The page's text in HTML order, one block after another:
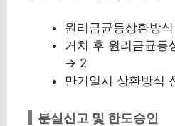
원리금균등상환방
거치 후 원리금균
→ 2
만기일시 상환방
분실신고 및 한도승인